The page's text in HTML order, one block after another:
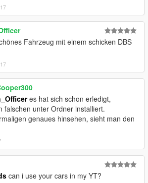
Fahrzeug mit einem schicken DBS
es hat sich schon erledigt,
falschen unter Ordner installiert.
genaues hinsehen, sieht man den
can i use your cars in my YT?